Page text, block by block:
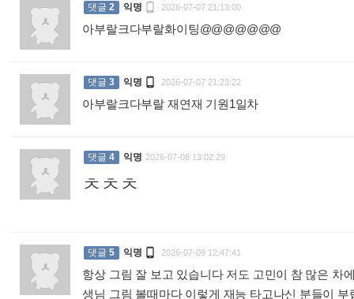
댓글 2 익명  2026-07-07 21:13:00
아부랄크다부랄화이팅@@@@@@@
댓글 3 익명  2026-07-07 21:23:22
아부랄크다부랄 재연재 기원1일차
댓글 4 익명 2026-07-08 13:02:29
ㅊㅊㅊ
댓글 5 익명  2026-07-09 12:47:41
항상 그림 잘 보고 있습니다 저도 고민이 참 많은 차
생님 그림 볼때마다 이렇게 재능 타고나신 분들이